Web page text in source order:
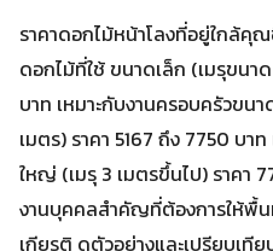
ราคาดอกไม้หน้าโลงที่อยู่ใกล้คุ
ดอกไม้ที่ใช้ ขนาดเล็ก (เมรุขนา
บาท เหมาะกับงานครอบครัวขน
เมตร) ราคา 5167 ถึง 7750 บา
ใหญ่ (เมรุ 3 เมตรขึ้นไป) ราคา
งานบุคคลสำคัญที่ต้องการให้พื้น
เกียรติ ดูตัวอย่างและเปรียบเทีย